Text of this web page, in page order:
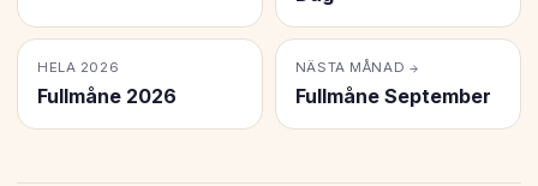
HELA 2026
Fullmåne 2026
NÄSTA MÅNAD →
Fullmåne September